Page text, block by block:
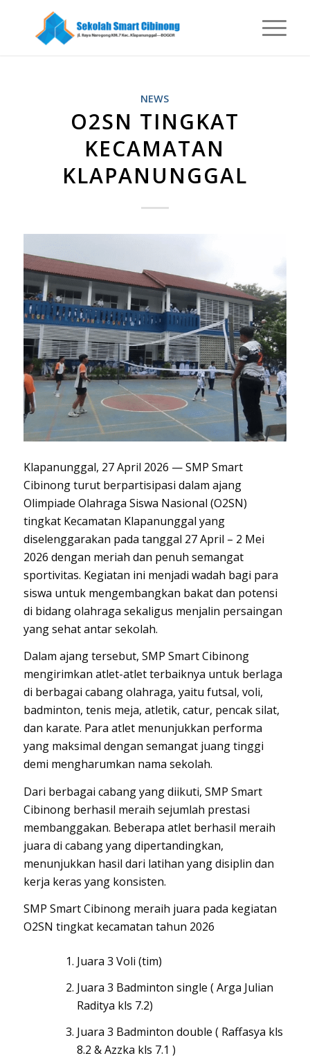
NEWS
O2SN TINGKAT
KECAMATAN
KLAPANUNGGAL
Klapanunggal, 27 April 2026 — SMP Smart
Cibinong turut berpartisipasi dalam ajang
Olimpiade Olahraga Siswa Nasional (O2SN)
tingkat Kecamatan Klapanunggal yang
diselenggarakan pada tanggal 27 April – 2 Mei
2026 dengan meriah dan penuh semangat
sportivitas. Kegiatan ini menjadi wadah bagi para
siswa untuk mengembangkan bakat dan potensi
di bidang olahraga sekaligus menjalin persaingan
yang sehat antar sekolah.
Dalam ajang tersebut, SMP Smart Cibinong
mengirimkan atlet-atlet terbaiknya untuk berlaga
di berbagai cabang olahraga, yaitu futsal, voli,
badminton, tenis meja, atletik, catur, pencak silat,
dan karate. Para atlet menunjukkan performa
yang maksimal dengan semangat juang tinggi
demi mengharumkan nama sekolah.
Dari berbagai cabang yang diikuti, SMP Smart
Cibinong berhasil meraih sejumlah prestasi
membanggakan. Beberapa atlet berhasil meraih
juara di cabang yang dipertandingkan,
menunjukkan hasil dari latihan yang disiplin dan
kerja keras yang konsisten.
SMP Smart Cibinong meraih juara pada kegiatan
O2SN tingkat kecamatan tahun 2026
Juara 3 Voli (tim)
Juara 3 Badminton single ( Arga Julian
Raditya kls 7.2)
Juara 3 Badminton double ( Raffasya kls
8.2 & Azzka kls 7.1 )